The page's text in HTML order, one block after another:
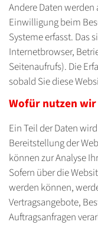
Andere Daten
Einwilligung beim
Systeme erfasst. Das
Internetbrowser,
Seitenaufrufs). Die
sobald Sie diese
Wofür nutzen wir
Ein Teil der Daten
Bereitstellung der
können zur Analyse
Sofern über die
werden können,
Vertragsangebote,
Auftragsanfragen